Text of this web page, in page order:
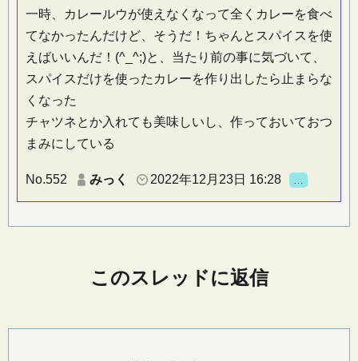
一時、カレールウが使えなくなって全くカレーを食べ
てなかったんだけど、そうだ！ちゃんとスパイスを使
えばいいんだ！(^_^;)と、当たり前の事に気づいて、
スパイスだけを使ったカレーを作り出したら止まらな
くなった
チャツネとか入れても美味しいし、作っておいておつ
まみにしている
No.552 みっく 2022年12月23日 16:28
このスレッドに返信